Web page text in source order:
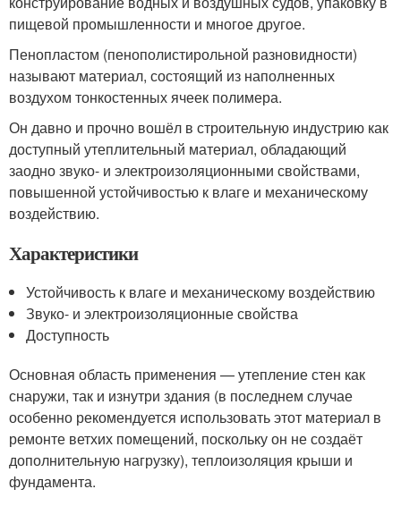
пищевой промышленности и многое другое.
Пенопластом (пенополистирольной разновидности)
называют материал, состоящий из наполненных
воздухом тонкостенных ячеек полимера.
Он давно и прочно вошёл в строительную индустрию как
доступный утеплительный материал, обладающий
заодно звуко- и электроизоляционными свойствами,
повышенной устойчивостью к влаге и механическому
воздействию.
Характеристики
Устойчивость к влаге и механическому воздействию
Звуко- и электроизоляционные свойства
Доступность
Основная область применения — утепление стен как
снаружи, так и изнутри здания (в последнем случае
особенно рекомендуется использовать этот материал в
ремонте ветхих помещений, поскольку он не создаёт
дополнительную нагрузку), теплоизоляция крыши и
фундамента.